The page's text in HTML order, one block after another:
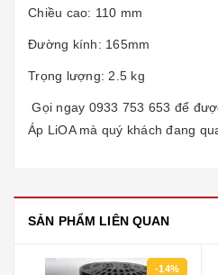
Chiều cao: 110 mm
Đường kính: 165mm
Trọng lượng: 2.5 kg
Gọi ngay 0933 753 653 để
Áp LiOA mà quý khách đang
SẢN PHẨM LIÊN QUAN
-10%